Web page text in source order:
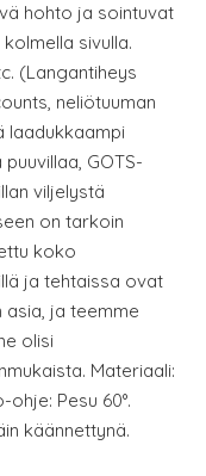
hohto ja sointuvat
sivulla.
(Langantiheys
neliötuuman
laadukkaampi
GOTS-
viljelystä
on tarkoin
koko
ja tehtaissa ovat
ja teemme
olisi
Materiaali:
Pesu 60°.
käännettynä.